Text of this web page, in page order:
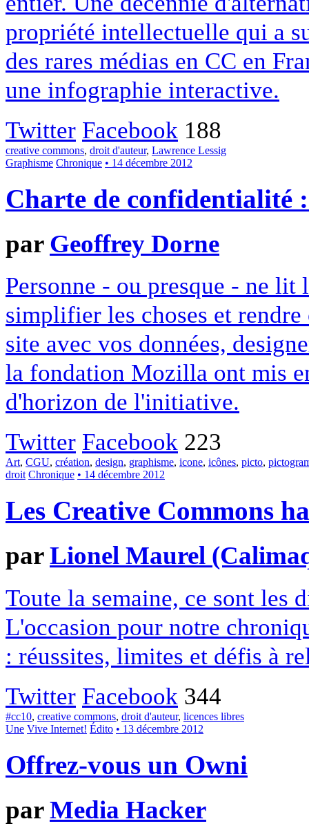
propriété intellectuelle qui a
des rares médias en CC en
une infographie interactive.
Twitter Facebook 188
creative commons, droit d'auteur, Lawrence Lessig
Graphisme Chronique • 14 décembre 2012
Charte de confidentialité
par Geoffrey Dorne
Personne - ou presque - ne
simplifier les choses et
site avec vos données,
la fondation Mozilla ont mis
d'horizon de l'initiative.
Twitter Facebook 223
Art, CGU, création, design, graphisme, icone, icônes, picto,
droit Chronique • 14 décembre 2012
Les Creative Commons
parLionel Maurel
Toute la semaine, ce sont les
L'occasion pour notre
: réussites, limites et défis à
Twitter Facebook 344
#cc10, creative commons, droit d'auteur, licences libres
Une Vive Internet! Édito • 13 décembre 2012
Offrez-vous un Owni
parMedia Hacker